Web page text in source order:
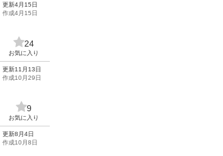
更新4月15日
作成4月15日
24
お気に入り
更新11月13日
作成10月29日
9
お気に入り
更新8月4日
作成10月8日